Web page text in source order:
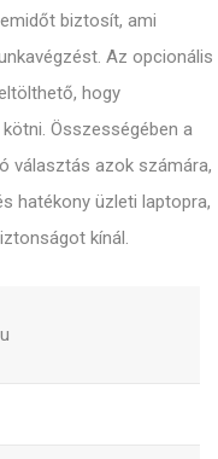
biztosít, ami
Az opcionális
hogy
Összességében a
választás azok számára,
hatékony üzleti laptopra,
kínál.